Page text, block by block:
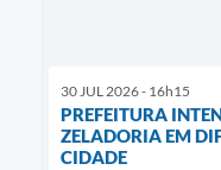
30 JUL 2026 - 16h15
PREFEITURA
ZELADORIA EM
CIDADE